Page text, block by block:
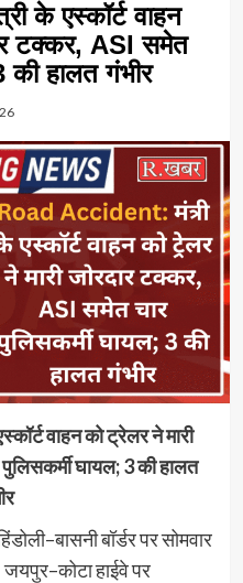
के एस्कॉर्ट वाहन
टक्कर, ASI समेत
की हालत गंभीर
वाहन को ट्रेलर ने मारी
घायल; 3 की हालत
बॉर्डर पर सोमवार
हाईवे पर